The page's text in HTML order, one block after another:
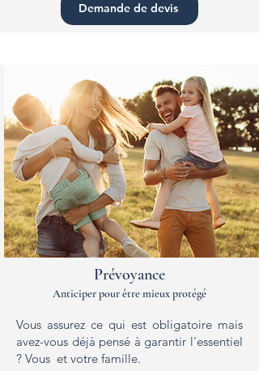
Demande de devis
Prévoyance
Anticiper pour être mieux protégé
Vous assurez ce qui est obligatoire mais
avez-vous déjà pensé à garantir l'essentiel
? Vous et votre famille.